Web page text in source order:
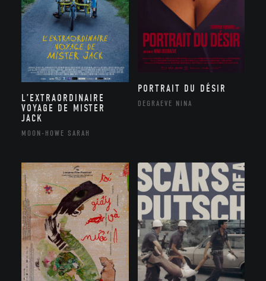
L’EXTRAORDINAIRE
VOYAGE DE MISTER
JACK
MOON-HOWE SARAH
PORTRAIT DU DÉSIR
DEGRAEVE NINA